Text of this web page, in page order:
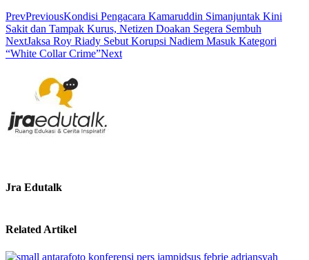
PrevPreviousKondisi Pengacara Kamaruddin Simanjuntak Kini
Sakit dan Tampak Kurus, Netizen Doakan Segera Sembuh
NextJaksa Roy Riady Sebut Korupsi Nadiem Masuk Kategori
“White Collar Crime”Next
Jra Edutalk
Related Artikel